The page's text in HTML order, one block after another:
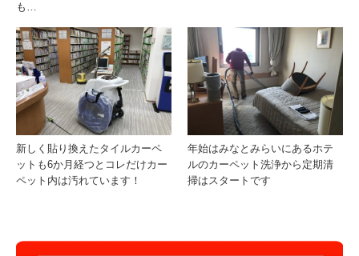
も…
新しく貼り換えたタイルカーペ
ットも6か月経つとコレだけカー
ペット内は汚れています！
年始はみなとみらいにあるホテ
ルのカーペット洗浄から定期清
掃はスタートです